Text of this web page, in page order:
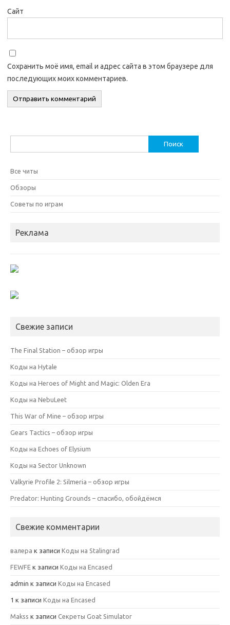
Сайт
Сохранить моё имя, email и адрес сайта в этом браузере для
последующих моих комментариев.
Все читы
Обзоры
Советы по играм
Реклама
Свежие записи
The Final Station – обзор игры
Коды на Hytale
Коды на Heroes of Might and Magic: Olden Era
Коды на NebuLeet
This War of Mine – обзор игры
Gears Tactics – обзор игры
Коды на Echoes of Elysium
Коды на Sector Unknown
Valkyrie Profile 2: Silmeria – обзор игры
Predator: Hunting Grounds – спасибо, обойдёмся
Свежие комментарии
валера к записи Коды на Stalingrad
FEWFE к записи Коды на Encased
admin к записи Коды на Encased
1 к записи Коды на Encased
Makss к записи Секреты Goat Simulator